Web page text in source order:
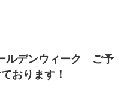
デンウィーク ご予
おります！